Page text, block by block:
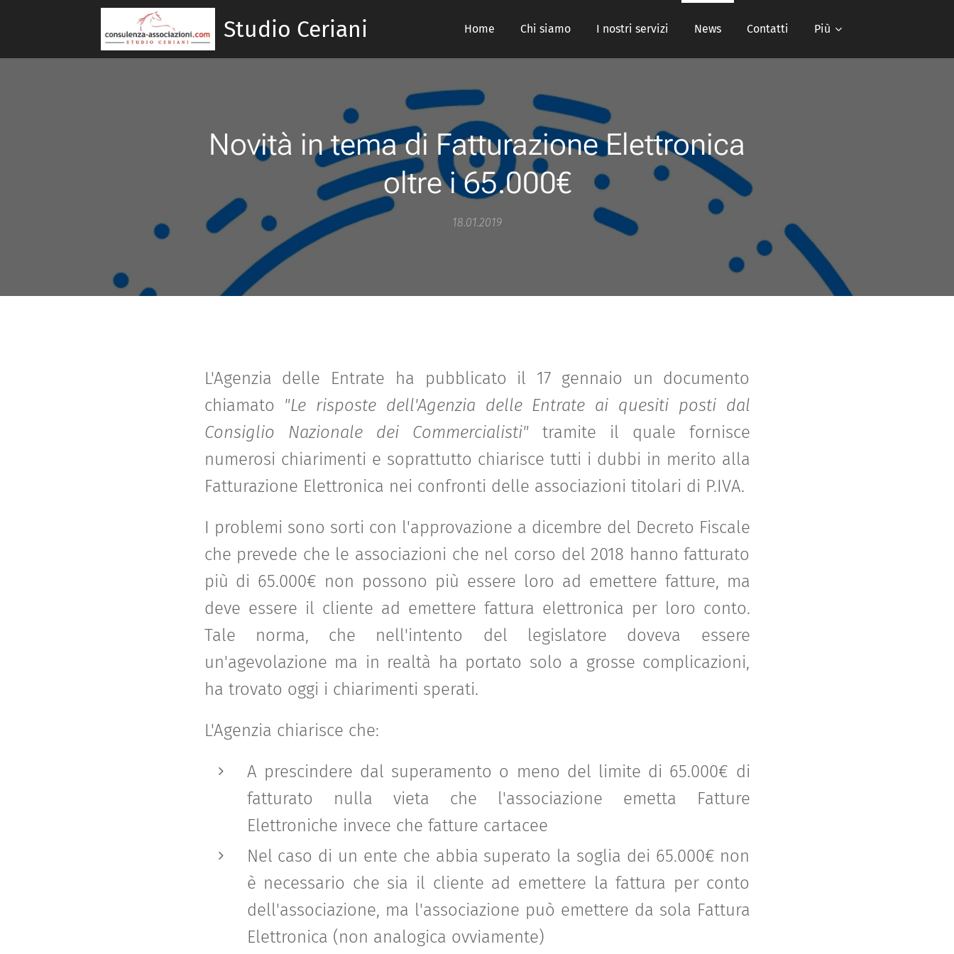
Studio Ceriani Home Chi siamo I nostri servizi News Contatti Più
Novità in tema di Fatturazione Elettronica
oltre i 65.000€
18.01.2019
L'Agenzia delle Entrate ha pubblicato il 17 gennaio un documento
chiamato "Le risposte dell'Agenzia delle Entrate ai quesiti posti dal
Consiglio Nazionale dei Commercialisti"tramite il quale fornisce
numerosi chiarimenti e soprattutto chiarisce tutti i dubbi in merito alla
Fatturazione Elettronica nei confronti delle associazioni titolari di P.IVA.
I problemi sono sorti con l'approvazione a dicembre del Decreto Fiscale
che prevede che le associazioni che nel corso del 2018 hanno fatturato
più di 65.000€ non possono più essere loro ad emettere fatture, ma
deve essere il cliente ad emettere fattura elettronica per loro conto.
Tale norma, che nell'intento del legislatore doveva essere
un'agevolazione ma in realtà ha portato solo a grosse complicazioni,
ha trovato oggi i chiarimenti sperati.
L'Agenzia chiarisce che:
A prescindere dal superamento o meno del limite di 65.000€ di
fatturato nulla vieta che l'associazione emetta Fatture
Elettroniche invece che fatture cartacee
Nel caso di un ente che abbia superato la soglia dei 65.000€ non
è necessario che sia il cliente ad emettere la fattura per conto
dell'associazione, ma l'associazione può emettere da sola Fattura
Elettronica (non analogica ovviamente)